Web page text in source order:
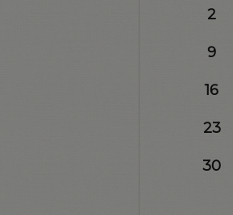
2
9
16
23
30